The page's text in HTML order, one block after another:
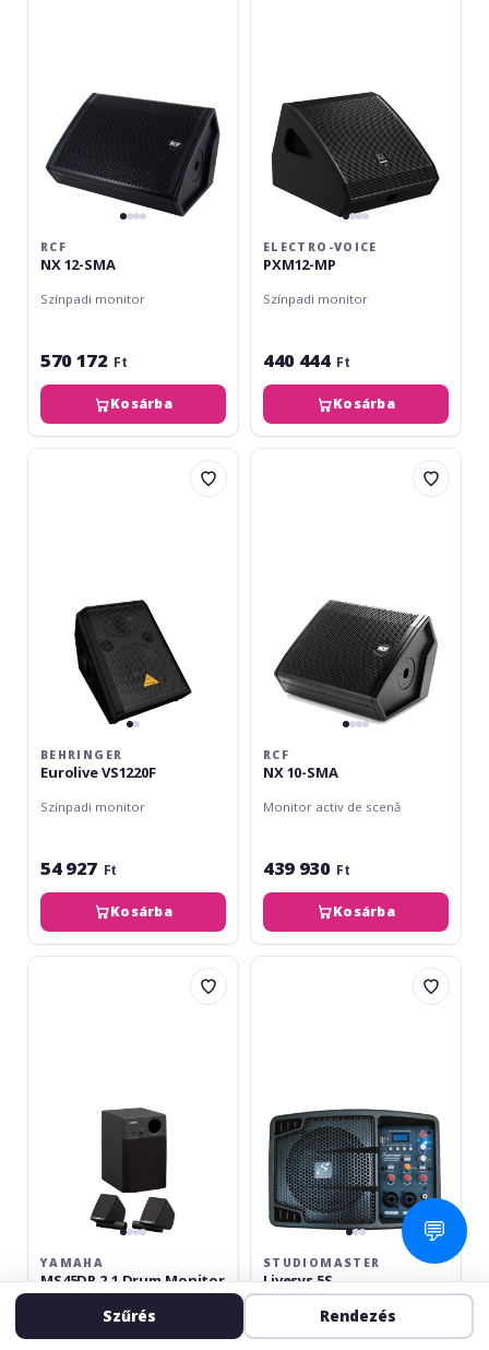
RCF
NX 12-SMA
Színpadi monitor
570 172 Ft
Kosárba
ELECTRO-VOICE
PXM12-MP
Színpadi monitor
440 444 Ft
Kosárba
Behringer
BEHRINGER
Eurolive VS1220F
Színpadi monitor
54 927 Ft
Kosárba
RCF
RCF
NX 10-SMA
Monitor activ de scenă
439 930 Ft
Kosárba
Yamaha
YAMAHA
MS45DR 2.1 Drum Monitor
Monitorozó rendszer
Studiomaster
STUDIOMASTER
Livesys 5S
Színpadi monitor
Szűrés Rendezés
💬